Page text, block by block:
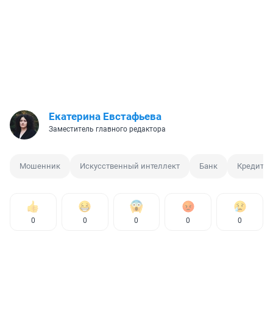
Екатерина Евстафьева
Заместитель главного редактора
Мошенник Искусственный интеллект Банк Кредит
0 0 0 0 0